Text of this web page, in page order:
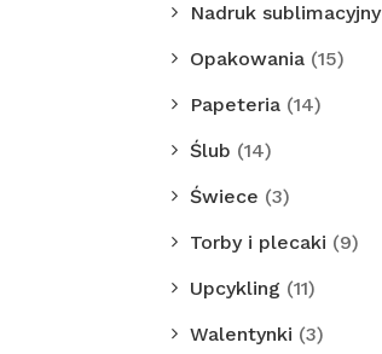
Nadruk sublimacyjny
Opakowania (15)
Papeteria (14)
Ślub (14)
Świece (3)
Torby i plecaki (9)
Upcykling (11)
Walentynki (3)